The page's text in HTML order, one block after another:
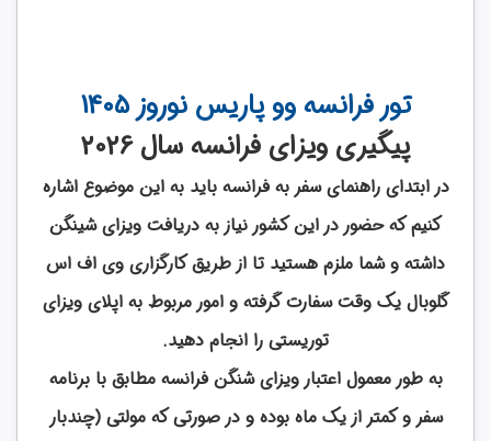
تور فرانسه وو پاریس نوروز 1405
پیگیری ویزای فرانسه سال 2026
در ابتدای راهنمای سفر به فرانسه باید به این موضوع اشاره
کنیم که حضور در این کشور نیاز به دریافت ویزای شینگن
داشته و شما ملزم هستید تا از طریق کارگزاری وی اف اس
گلوبال یک وقت سفارت گرفته و امور مربوط به اپلای ویزای
توریستی را انجام دهید.
به طور معمول اعتبار ویزای شنگن فرانسه مطابق با برنامه
سفر و کمتر از یک ماه بوده و در صورتی که مولتی (چندبار